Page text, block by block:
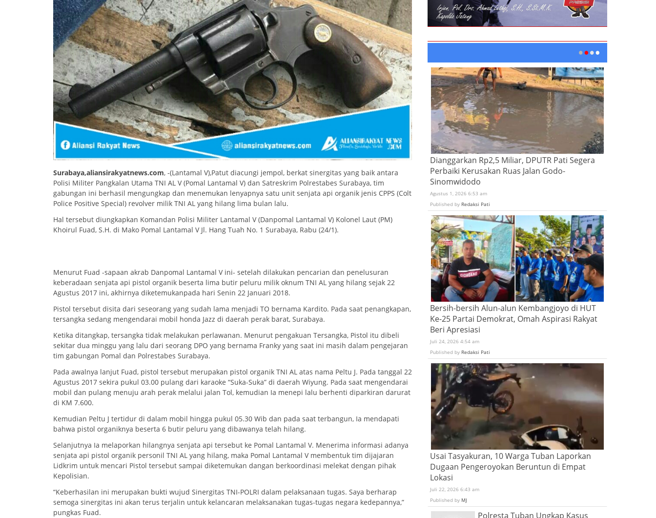
Surabaya,aliansirakyatnews.com, -(Lantamal V),Patut diacungi jempol, berkat sinergitas yang baik antara
Polisi Militer Pangkalan Utama TNI AL V (Pomal Lantamal V) dan Satreskrim Polrestabes Surabaya, tim
gabungan ini berhasil mengungkap dan menemukan lenyapnya satu unit senjata api organik jenis CPPS (Colt
Police Positive Special) revolver milik TNI AL yang hilang lima bulan lalu.
Hal tersebut diungkapkan Komandan Polisi Militer Lantamal V (Danpomal Lantamal V) Kolonel Laut (PM)
Khoirul Fuad, S.H. di Mako Pomal Lantamal V Jl. Hang Tuah No. 1 Surabaya, Rabu (24/1).
Menurut Fuad -sapaan akrab Danpomal Lantamal V ini- setelah dilakukan pencarian dan penelusuran
keberadaan senjata api pistol organik beserta lima butir peluru milik oknum TNI AL yang hilang sejak 22
Agustus 2017 ini, akhirnya diketemukanpada hari Senin 22 Januari 2018.
Pistol tersebut disita dari seseorang yang sudah lama menjadi TO bernama Kardito. Pada saat penangkapan,
tersangka sedang mengendarai mobil honda Jazz di daerah perak barat, Surabaya.
Ketika ditangkap, tersangka tidak melakukan perlawanan. Menurut pengakuan Tersangka, Pistol itu dibeli
sekitar dua minggu yang lalu dari seorang DPO yang bernama Franky yang saat ini masih dalam pengejaran
tim gabungan Pomal dan Polrestabes Surabaya.
Pada awalnya lanjut Fuad, pistol tersebut merupakan pistol organik TNI AL atas nama Peltu J. Pada tanggal 22
Agustus 2017 sekira pukul 03.00 pulang dari karaoke “Suka-Suka” di daerah Wiyung. Pada saat mengendarai
mobil dan pulang menuju arah perak melalui jalan Tol, kemudian Ia menepi lalu berhenti diparkiran darurat
di KM 7.600.
Kemudian Peltu J tertidur di dalam mobil hingga pukul 05.30 Wib dan pada saat terbangun, Ia mendapati
bahwa pistol organiknya beserta 6 butir peluru yang dibawanya telah hilang.
Selanjutnya Ia melaporkan hilangnya senjata api tersebut ke Pomal Lantamal V. Menerima informasi adanya
senjata api pistol organik personil TNI AL yang hilang, maka Pomal Lantamal V membentuk tim dijajaran
Lidkrim untuk mencari Pistol tersebut sampai diketemukan dangan berkoordinasi melekat dengan pihak
Kepolisian.
“Keberhasilan ini merupakan bukti wujud Sinergitas TNI-POLRI dalam pelaksanaan tugas. Saya berharap
semoga sinergitas ini akan terus terjalin untuk kelancaran melaksanakan tugas-tugas negara kedepannya,”
pungkas Fuad.
Dianggarkan Rp2,5 Miliar, DPUTR Pati Segera
Perbaiki Kerusakan Ruas Jalan Godo-
Sinomwidodo
Agustus 1, 2026 6:53 am
Published by Redaksi Pati
Bersih-bersih Alun-alun Kembangjoyo di HUT
Ke-25 Partai Demokrat, Omah Aspirasi Rakyat
Beri Apresiasi
Juli 24, 2026 4:54 am
Published by Redaksi Pati
Usai Tasyakuran, 10 Warga Tuban Laporkan
Dugaan Pengeroyokan Beruntun di Empat
Lokasi
Juli 22, 2026 6:43 am
Published by MJ
Polresta Tuban Ungkap Kasus